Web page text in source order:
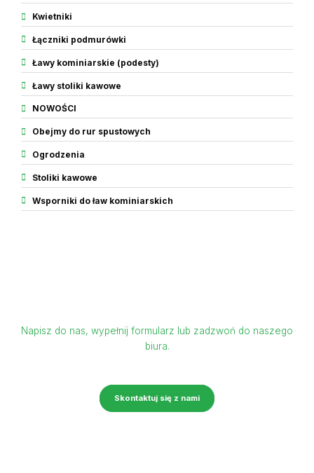
Kwietniki
Łączniki podmurówki
Ławy kominiarskie (podesty)
Ławy stoliki kawowe
NOWOŚCI
Obejmy do rur spustowych
Ogrodzenia
Stoliki kawowe
Wsporniki do ław kominiarskich
Napisz do nas, wypełnij formularz lub zadzwoń do naszego
biura.
Skontaktuj się z nami